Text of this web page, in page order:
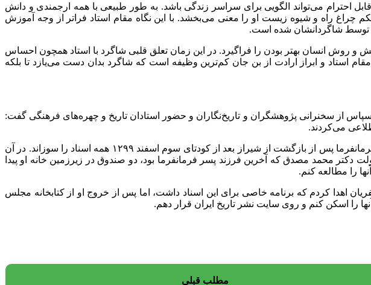
احترام می‌تواند الگویی برای سراسر زندگی باشد. به طور طبیعی با همه ارجمندی و دانش
چراغ راه و شیوه زیست او را معنی می‌بخشد. با این نگاه مقام استاد فراتر از وجه آموزش
توسط شاگردانشان شده است.
و روش انسان بهتر بودن را فراگیرد. در این زمان تعلق قلبی شاگرد با استاد همچون احساس
استاد و ابراز ارادت از بن جان کم‌ترین وظیفه است که شاگرد بدان دست می‌یازد تا بلکه
با رونمایی از کتاب «قول آشنا» و بریدن کیک تولد ۹۱ سالگی همراه بود، با سپاس از سخنرانی پژوهشگران و تاریخ‌نگاران و حضور استادان تاریخ و چهره‌های فرهنگی گفت:
می‌کردند.
او ادامه داد: یادم است از حافظ فرمانفرماییان درباره اسناد خانوادگی سوال کردم و او گفت تا جایی که می‌داند فرمانفرما پس از بازگشت از شیراز بعد از کودتای سوم اسفند ۱۲۹۹ همه اسناد را سوزاند. در آن
دکتر محمد مصدق که آخرین فرزند پسر فرمانفرما بود، دو صندوق در زیرزمین خانه او پیدا
را مطالعه کنم.
اهدا کردم که برنامه خاصی برای این اسناد داشت، اما پس از خروج او از کتابخانه مجلس
را اسکن کنم و روی سایت نشر تاریخ ایران قرار دهم.
مطلب قبلی